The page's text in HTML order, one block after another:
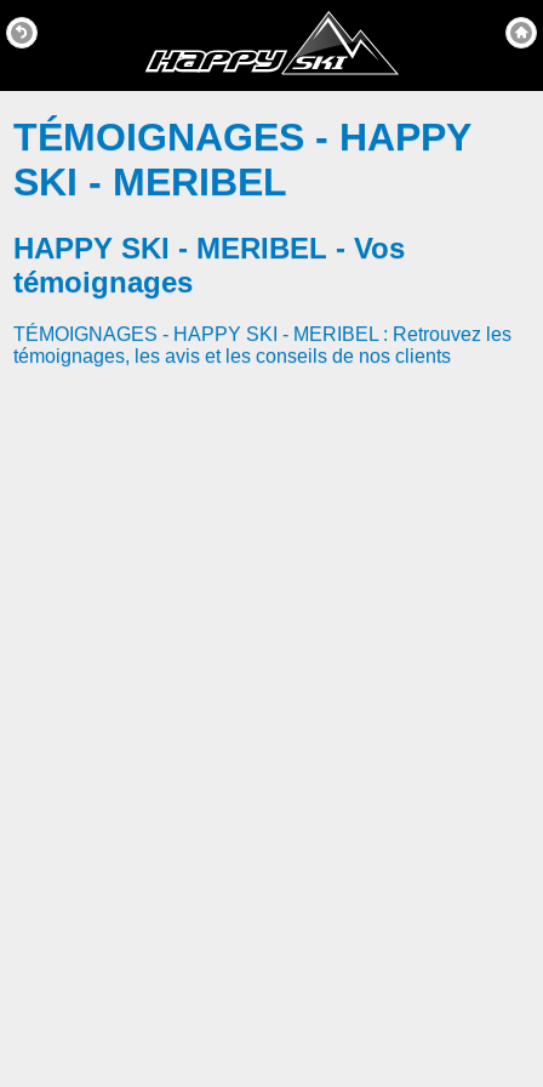
TÉMOIGNAGES - HAPPY
SKI - MERIBEL
HAPPY SKI - MERIBEL - Vos
témoignages
TÉMOIGNAGES - HAPPY SKI - MERIBEL : Retrouvez les
témoignages, les avis et les conseils de nos clients